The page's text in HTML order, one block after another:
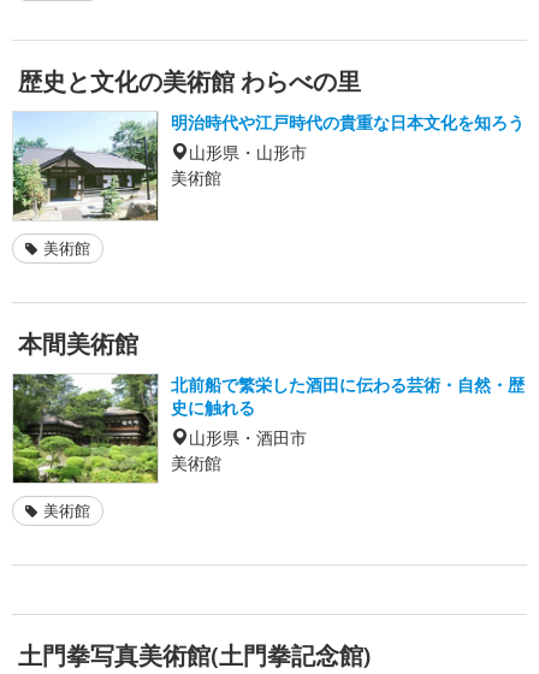
歴史と文化の美術館 わらべの里
明治時代や江戸時代の貴重な日本文化を知ろう
山形県・山形市
美術館
美術館
本間美術館
北前船で繁栄した酒田に伝わる芸術・自然・歴
史に触れる
山形県・酒田市
美術館
美術館
土門拳写真美術館(土門拳記念館)